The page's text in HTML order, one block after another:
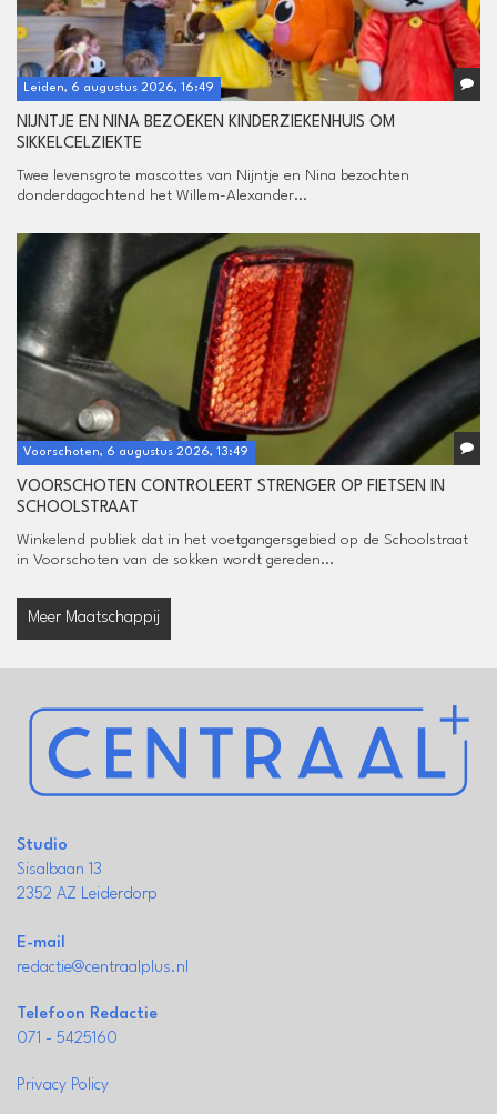
Leiden, 6 augustus 2026, 16:49
NIJNTJE EN NINA BEZOEKEN KINDERZIEKENHUIS OM
SIKKELCELZIEKTE
Twee levensgrote mascottes van Nijntje en Nina bezochten
donderdagochtend het Willem-Alexander...
Voorschoten, 6 augustus 2026, 13:49
VOORSCHOTEN CONTROLEERT STRENGER OP FIETSEN IN
SCHOOLSTRAAT
Winkelend publiek dat in het voetgangersgebied op de Schoolstraat
in Voorschoten van de sokken wordt gereden...
Meer Maatschappij
Studio
Sisalbaan 13
2352 AZ Leiderdorp
E-mail
redactie@centraalplus.nl
Telefoon Redactie
071 - 5425160
Privacy Policy